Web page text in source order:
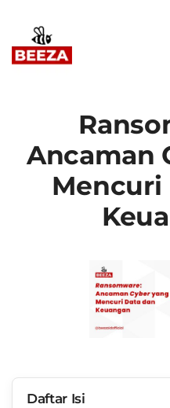
Ancaman
Mencuri
Daftar Isi